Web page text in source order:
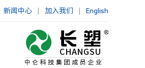
新闻中心 加入我们 English